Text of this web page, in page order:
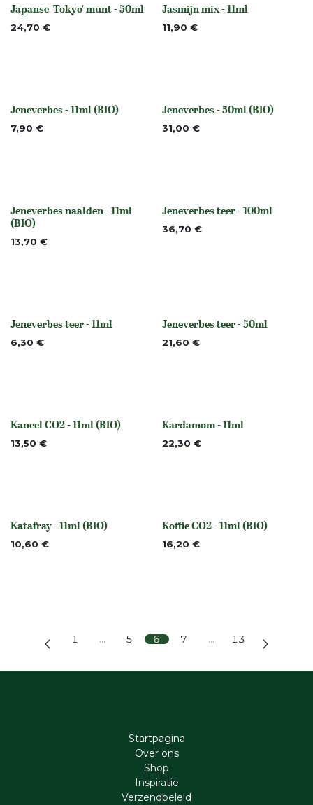
Niet op voorraad
Japanse 'Tokyo' munt - 50ml
24,70 € None
Jasmijn mix - 11ml
11,90 €
None
Jeneverbes - 11ml (BIO)
7,90 € None
Jeneverbes - 50ml (BIO)
31,00 €
None
Jeneverbes naalden - 11ml
(BIO)
13,70 €
None
Jeneverbes teer - 100ml
36,70 €
None
Jeneverbes teer - 11ml
6,30 € None
Jeneverbes teer - 50ml
21,60 €
None
Kaneel CO2 - 11ml (BIO)
13,50 € None
Kardamom - 11ml
22,30 €
None
Katafray - 11ml (BIO)
10,60 € None
Koffie CO2 - 11ml (BIO)
16,20 €
1 … 5 6 7 … 13
Startpagina
Ove​r​ ons
Shop
Inspiratie
Verzendbeleid